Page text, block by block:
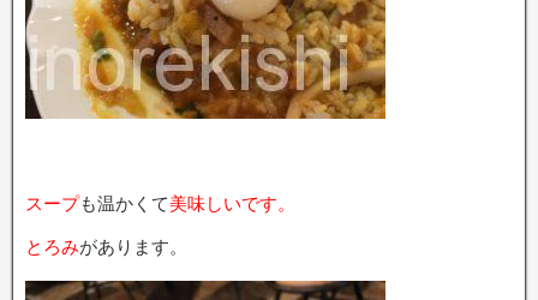
スープも温かくて美味しいです。
とろみがあります。